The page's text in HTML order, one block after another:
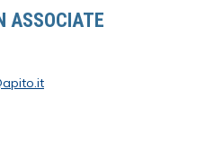
ASSOCIATE